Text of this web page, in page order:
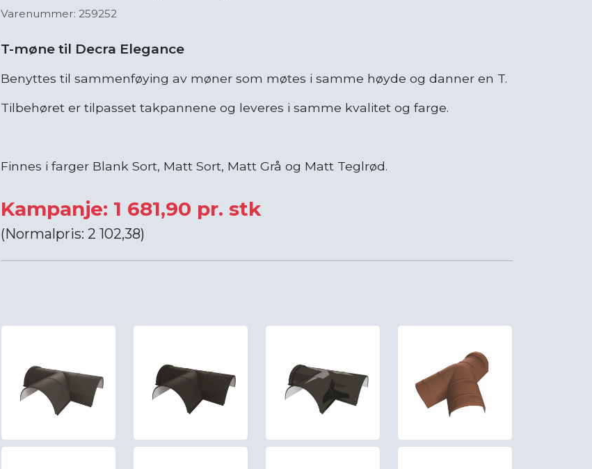
Varenummer: 259252
T-møne til Decra Elegance
Benyttes til sammenføying av møner som møtes i samme høyde og danner en T.
Tilbehøret er tilpasset takpannene og leveres i samme kvalitet og farge.
Finnes i farger Blank Sort, Matt Sort, Matt Grå og Matt Teglrød.
Kampanje: 1 681,90 pr. stk
(Normalpris: 2 102,38)